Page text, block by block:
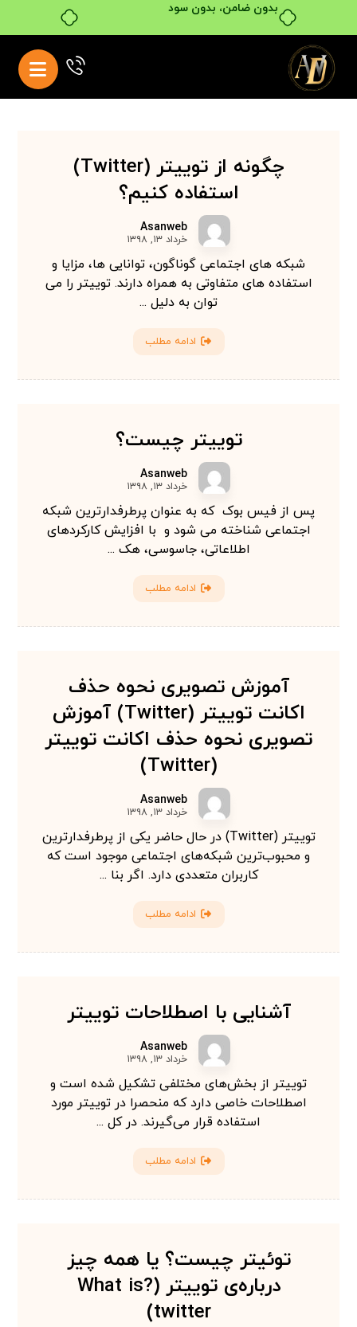
بدون ضامن، بدون سود
چگونه از توییتر (Twitter)
استفاده کنیم؟
Asanweb
خرداد ۱۳, ۱۳۹۸
شبکه های اجتماعی گوناگون، توانایی ها، مزایا و
استفاده های متفاوتی به همراه دارند. توییتر را می
توان به دلیل ...
ادامه مطلب
توییتر چیست؟
Asanweb
خرداد ۱۳, ۱۳۹۸
پس از فیس بوک که به عنوان پرطرفدارترین شبکه
اجتماعی شناخته می شود و با افزایش کارکردهای
اطلاعاتی، جاسوسی، هک ...
ادامه مطلب
آموزش تصویری نحوه حذف
اکانت توییتر (Twitter) آموزش
تصویری نحوه حذف اکانت توییتر
(Twitter)
Asanweb
خرداد ۱۳, ۱۳۹۸
توییتر (Twitter) در حال حاضر یکی از پرطرفدارترین
و محبوب‌ترین شبکه‌های اجتماعی موجود است که
کاربران متعددی دارد. اگر بنا ...
ادامه مطلب
آشنایی با اصطلاحات توییتر
Asanweb
خرداد ۱۳, ۱۳۹۸
توییتر از بخش‌های مختلفی تشکیل شده است و
اصطلاحات خاصی دارد که منحصرا در توییتر مورد
استفاده قرار می‌گیرند. در کل ...
ادامه مطلب
توئیتر چیست؟ یا همه چیز
درباره‌ی توییتر (?What is
twitter)